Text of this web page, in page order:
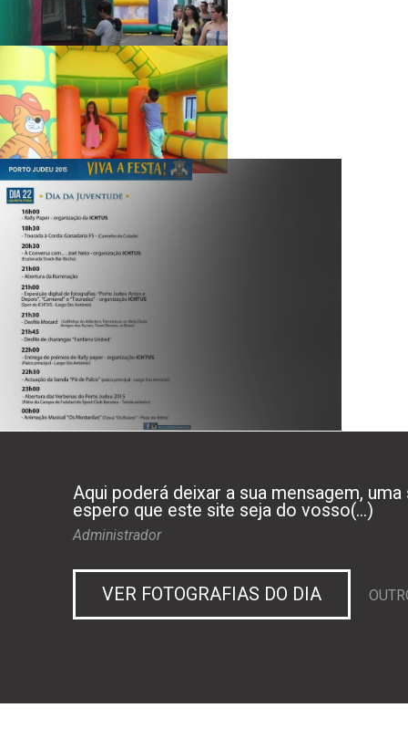
Aqui poderá deixar a sua mensagem,
espero que este site seja do vosso(...)
Administrador
VER FOTOGRAFIAS DO DIA